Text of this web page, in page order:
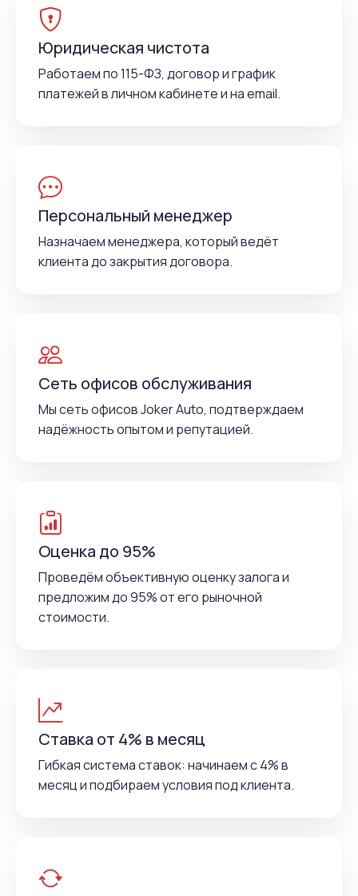
Юридическая чистота
Работаем по 115-ФЗ, договор и график
платежей в личном кабинете и на email.
Персональный менеджер
Назначаем менеджера, который ведёт
клиента до закрытия договора.
Сеть офисов обслуживания
Мы сеть офисов Joker Auto, подтверждаем
надёжность опытом и репутацией.
Оценка до 95%
Проведём объективную оценку залога и
предложим до 95% от его рыночной
стоимости.
Ставка от 4% в месяц
Гибкая система ставок: начинаем с 4% в
месяц и подбираем условия под клиента.